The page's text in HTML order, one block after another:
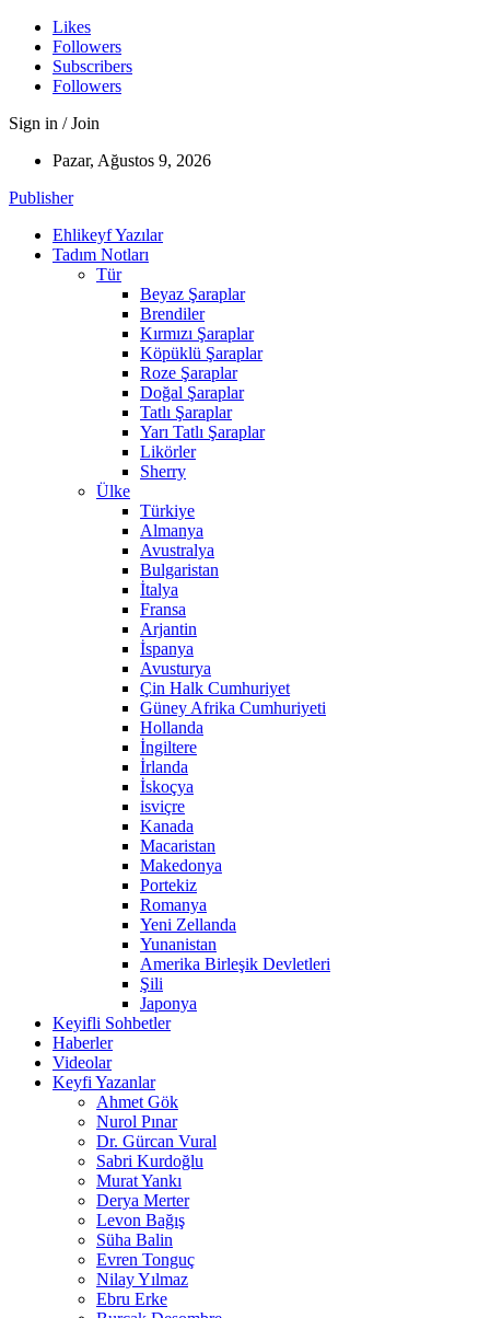
Likes
Followers
Subscribers
Followers
Sign in / Join
Pazar, Ağustos 9, 2026
Publisher
Ehlikeyf Yazılar
Tadım Notları
Tür
Beyaz Şaraplar
Brendiler
Kırmızı Şaraplar
Köpüklü Şaraplar
Roze Şaraplar
Doğal Şaraplar
Tatlı Şaraplar
Yarı Tatlı Şaraplar
Likörler
Sherry
Ülke
Türkiye
Almanya
Avustralya
Bulgaristan
İtalya
Fransa
Arjantin
İspanya
Avusturya
Çin Halk Cumhuriyet
Güney Afrika Cumhuriyeti
Hollanda
İngiltere
İrlanda
İskoçya
isviçre
Kanada
Macaristan
Makedonya
Portekiz
Romanya
Yeni Zellanda
Yunanistan
Amerika Birleşik Devletleri
Şili
Japonya
Keyifli Sohbetler
Haberler
Videolar
Keyfi Yazanlar
Ahmet Gök
Nurol Pınar
Dr. Gürcan Vural
Sabri Kurdoğlu
Murat Yankı
Derya Merter
Levon Bağış
Süha Balin
Evren Tonguç
Nilay Yılmaz
Ebru Erke